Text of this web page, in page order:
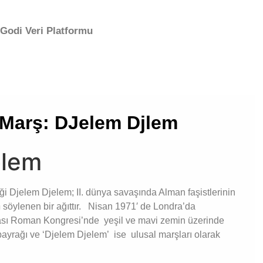
Veri Platformu
DJelem Djlem
Djelem Djelem;
II. dünya savaşında Alman faşistlerinin
bir ağıttır.
Nisan 1971′ de Londra’da
Roman Kongresi’nde yeşil ve mavi zemin üzerinde
ve ‘Djelem Djelem’ ise ulusal marşları olarak